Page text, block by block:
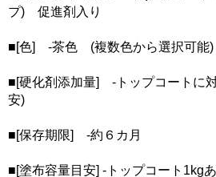
プ) 促進剤入り
■[色] -茶色 (複数色から選択可能)
■[硬化剤添加量] -トップコートに
安)
■[保存期限] -約６カ月
■[塗布容量目安] -トップコート1kg